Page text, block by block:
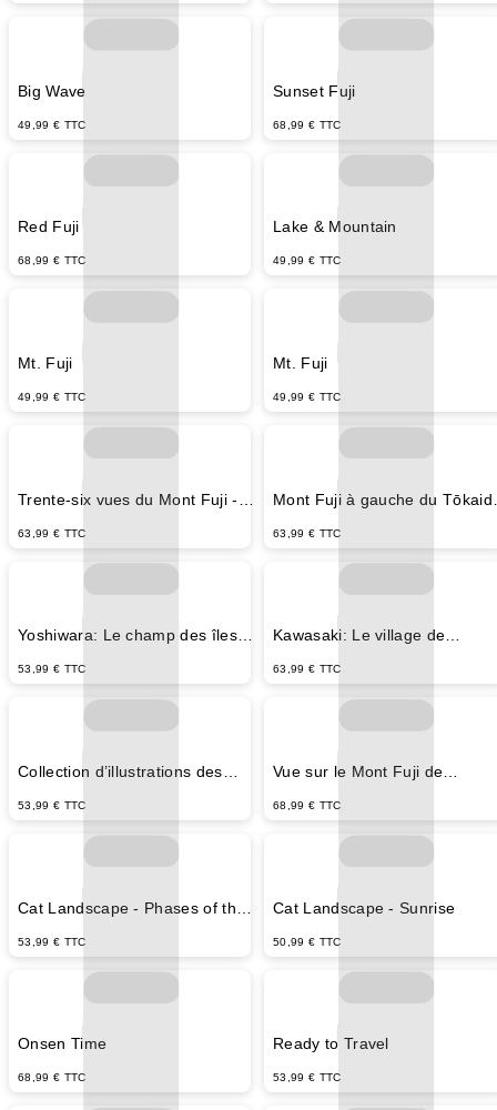
Big Wave
49,99 € TTC
Sunset Fuji
68,99 € TTC
Red Fuji
68,99 € TTC
Lake & Mountain
49,99 € TTC
Mt. Fuji
49,99 € TTC
Mt. Fuji
49,99 € TTC
Trente-six vues du Mont Fuji -
63,99 € TTC
Mont Fuji à gauche du
63,99 € TTC
Yoshiwara: Le champ des îles
Fuji - Utagawa Hiroshige
53,99 € TTC
Kawasaki: Le village de
- Utagawa Hiroshige
63,99 € TTC
Collection d’illustrations des
cinquante-trois stations -
53,99 € TTC
Vue sur le Mont Fuji de
68,99 € TTC
Cat Landscape - Phases of the
53,99 € TTC
Cat Landscape - Sunrise
50,99 € TTC
Onsen Time
68,99 € TTC
Ready to Travel
53,99 € TTC